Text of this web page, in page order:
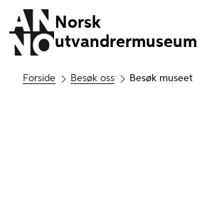
Norsk
utvandrermuseum
Forside Besøk oss Besøk museet